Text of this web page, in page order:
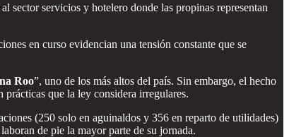
sector servicios y hotelero donde las propinas representan
en curso evidencian una tensión constante que se
Roo”, uno de los más altos del país. Sin embargo, el hecho
prácticas que la ley considera irregulares.
(250 solo en aguinaldos y 356 en reparto de utilidades)
de pie la mayor parte de su jornada.